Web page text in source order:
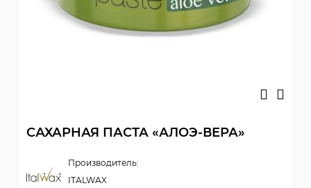
САХАРНАЯ ПАСТА «АЛОЭ-ВЕРА»
Производитель:
ITALWAX